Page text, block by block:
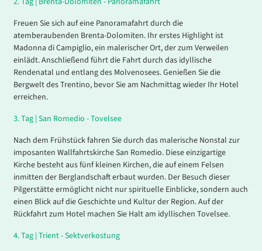
Freuen Sie sich auf eine Panoramafahrt durch die
atemberaubenden Brenta-Dolomiten. Ihr erstes Highlight ist
Madonna di Campiglio, ein malerischer Ort, der zum Verweilen
einlädt. Anschließend führt die Fahrt durch das idyllische
Rendenatal und entlang des Molvenosees. Genießen Sie die
Bergwelt des Trentino, bevor Sie am Nachmittag wieder Ihr Hotel
erreichen.
3.Tag | San Romedio - Tovelsee
Nach dem Frühstück fahren Sie durch das malerische Nonstal zur
imposanten Wallfahrtskirche San Romedio. Diese einzigartige
Kirche besteht aus fünf kleinen Kirchen, die auf einem Felsen
inmitten der Berglandschaft erbaut wurden. Der Besuch dieser
Pilgerstätte ermöglicht nicht nur spirituelle Einblicke, sondern auch
einen Blick auf die Geschichte und Kultur der Region. Auf der
Rückfahrt zum Hotel machen Sie Halt am idyllischen Tovelsee.
4.Tag | Trient - Sektverkostung